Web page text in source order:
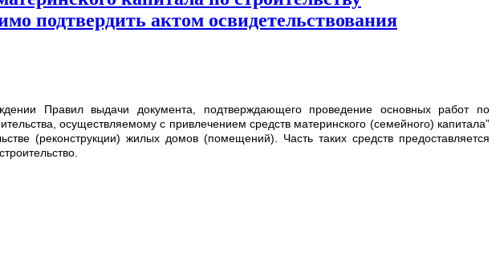
подтвердить актом освидетельствования
Правил выдачи документа, подтверждающего проведение основных работ по
осуществляемому с привлечением средств материнского (семейного) капитала”
(реконструкции) жилых домов (помещений). Часть таких средств предоставляется